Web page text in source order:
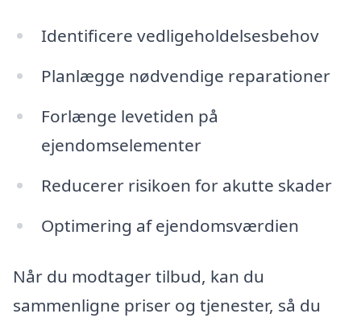
Identificere vedligeholdelsesbehov
Planlægge nødvendige reparationer
Forlænge levetiden på
ejendomselementer
Reducerer risikoen for akutte skader
Optimering af ejendomsværdien
Når du modtager tilbud, kan du
sammenligne priser og tjenester, så du